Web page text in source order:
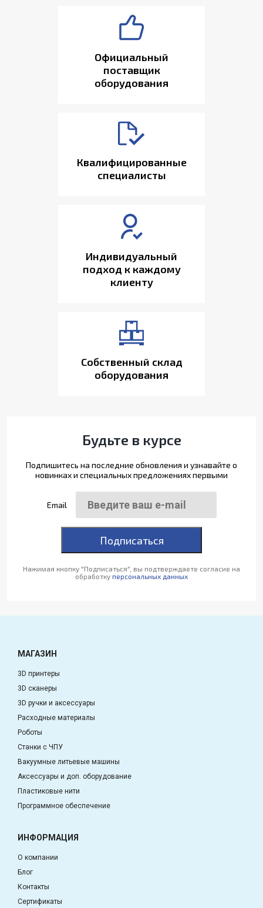
Официальный
поставщик
оборудования
Квалифицированные
специалисты
Индивидуальный
подход к каждому
клиенту
Собственный склад
оборудования
Будьте в курсе
Подпишитесь на последние обновления и узнавайте о
новинках и специальных предложениях первыми
Email
Подписаться
Нажимая кнопку "Подписаться", вы подтверждаете согласие на
обработку персональных данных
МАГАЗИН
3D принтеры
3D сканеры
3D ручки и аксессуары
Расходные материалы
Роботы
Станки с ЧПУ
Вакуумные литьевые машины
Аксессуары и доп. оборудование
Пластиковые нити
Программное обеспечение
ИНФОРМАЦИЯ
О компании
Блог
Контакты
Сертификаты